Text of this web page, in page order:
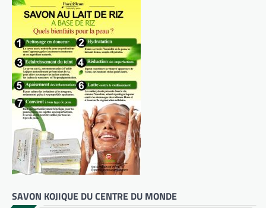
SAVON KOJIQUE DU CENTRE DU MONDE